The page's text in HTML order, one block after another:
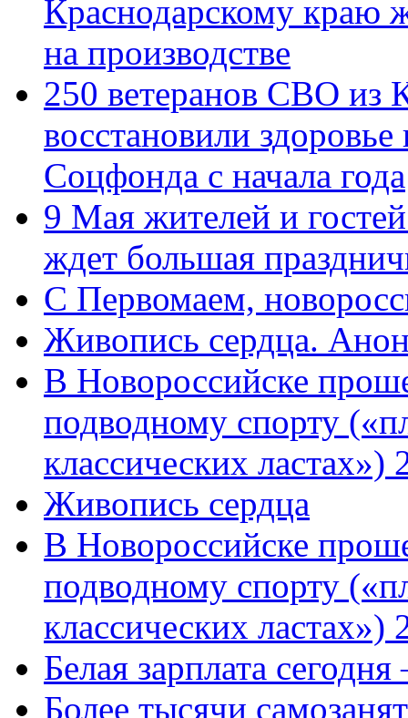
Краснодарскому краю
на производстве
250 ветеранов СВО из
восстановили
Соцфонда с начала года
9 Мая жителей и
ждет большая
C Первомаем,
Живопись сердца.
В Новороссийске
подводному спорту
классических
Живопись сердца
В Новороссийске
подводному спорту
классических ластах»)
Белая зарплата
Более тысячи